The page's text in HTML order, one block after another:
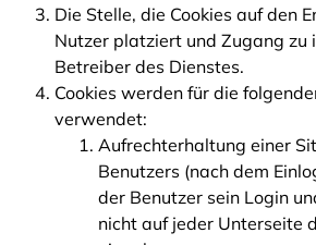
Die Stelle, die Cookies auf den
Nutzer platziert und Zugang zu
Betreiber des Dienstes.
Cookies werden für die
verwendet:
Aufrechterhaltung einer
Benutzers (nach dem
der Benutzer sein Login
nicht auf jeder Unterseite